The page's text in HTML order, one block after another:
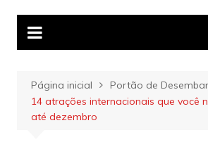
Página inicial
Portão de
14 atrações internacionais que você
até dezembro